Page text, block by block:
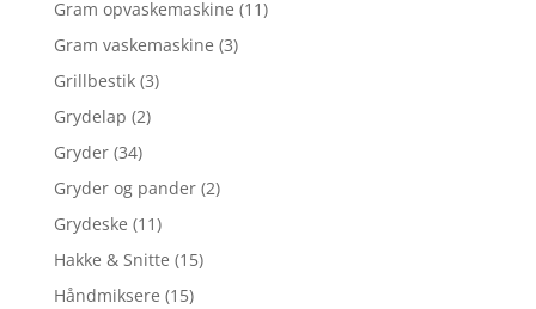
Gram opvaskemaskine (11)
Gram vaskemaskine (3)
Grillbestik (3)
Grydelap (2)
Gryder (34)
Gryder og pander (2)
Grydeske (11)
Hakke & Snitte (15)
Håndmiksere (15)